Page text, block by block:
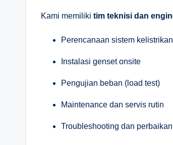
Kami memiliki tim teknisi dan
Perencanaan sistem kelistrikan
Instalasi genset onsite
Pengujian beban (load test)
Maintenance dan servis rutin
Troubleshooting dan